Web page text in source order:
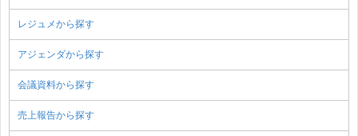
レジュメから探す
アジェンダから探す
会議資料から探す
売上報告から探す